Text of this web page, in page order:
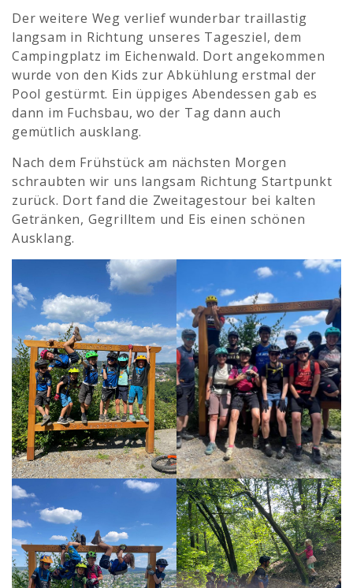
Der weitere Weg verlief wunderbar traillastig
langsam in Richtung unseres Tagesziel, dem
Campingplatz im Eichenwald. Dort angekommen
wurde von den Kids zur Abkühlung erstmal der
Pool gestürmt. Ein üppiges Abendessen gab es
dann im Fuchsbau, wo der Tag dann auch
gemütlich ausklang.
Nach dem Frühstück am nächsten Morgen
schraubten wir uns langsam Richtung Startpunkt
zurück. Dort fand die Zweitagestour bei kalten
Getränken, Gegrilltem und Eis einen schönen
Ausklang.